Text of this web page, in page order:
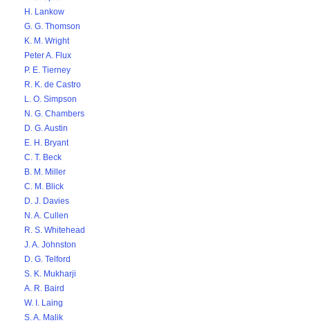
H. Lankow
G. G. Thomson
K. M. Wright
Peter A. Flux
P. E. Tierney
R. K. de Castro
L. O. Simpson
N. G. Chambers
D. G. Austin
E. H. Bryant
C. T. Beck
B. M. Miller
C. M. Blick
D. J. Davies
N. A. Cullen
R. S. Whitehead
J. A. Johnston
D. G. Telford
S. K. Mukharji
A. R. Baird
W. I. Laing
S. A. Malik